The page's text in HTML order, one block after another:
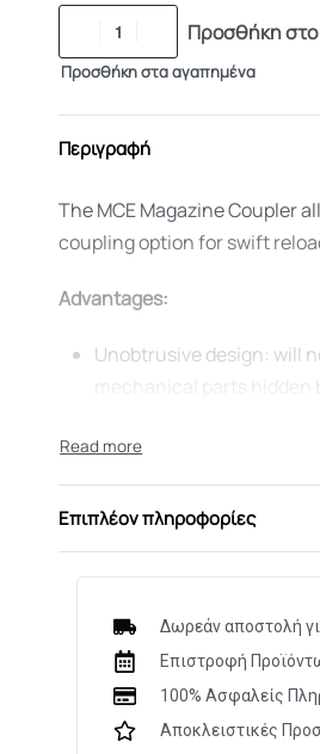
Προσθήκη στο
Προσθήκη στα αγαπημένα
Περιγραφή
The MCE Magazine Coupler
coupling option for swift
Advantages:
Unobtrusive design: will
mechanical parts
Will endure extreme
Easy to install
Improves tactical
Available in black
All 5.56×45 / 7.62×39
Επιπλέον πληροφορίες
Δωρεάν αποστολή
Επιστροφή
100% Ασφαλείς
Αποκλειστικές